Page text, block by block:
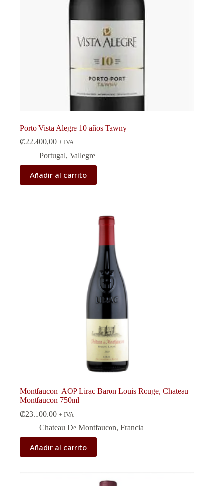
Porto Vista Alegre 10 años Tawny
₡22.400,00 + IVA
Portugal, Vallegre
Añadir al carrito
Montfaucon AOP Lirac Baron Louis Rouge, Chateau
Montfaucon 750ml
₡23.100,00 + IVA
Chateau De Montfaucon, Francia
Añadir al carrito